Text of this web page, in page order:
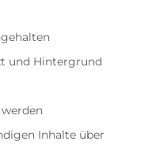
und Hintergrund
Inhalte über